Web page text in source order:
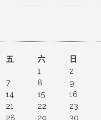
五 六
日
1
2
7 8
9
14 15
16
21 22
23
28 29
30